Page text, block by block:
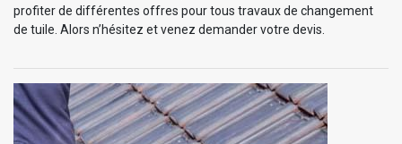
profiter de différentes offres pour tous travaux de changement
de tuile. Alors n’hésitez et venez demander votre devis.